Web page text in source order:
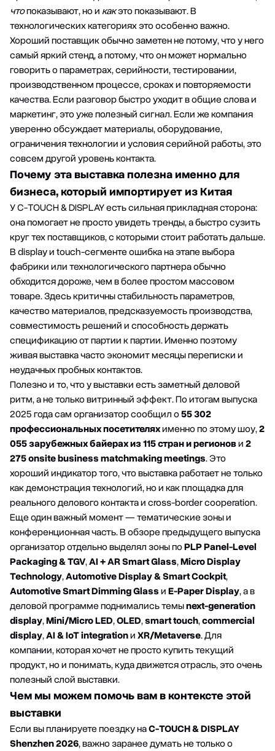
чтопоказывают, но и какэто показывают. В
технологических категориях это особенно важно.
Хороший поставщик обычно заметен не потому, что у него
самый яркий стенд, а потому, что он может нормально
говорить о параметрах, серийности, тестировании,
производственном процессе, сроках и повторяемости
качества. Если разговор быстро уходит в общие слова и
маркетинг, это уже полезный сигнал. Если же компания
уверенно обсуждает материалы, оборудование,
ограничения технологии и условия серийной работы, это
совсем другой уровень контакта.
Почему эта выставка полезна именно для
бизнеса, который импортирует из Китая
У C-TOUCH & DISPLAY есть сильная прикладная сторона:
она помогает не просто увидеть тренды, а быстро сузить
круг тех поставщиков, с которыми стоит работать дальше.
В display и touch-сегменте ошибка на этапе выбора
фабрики или технологического партнера обычно
обходится дороже, чем в более простом массовом
товаре. Здесь критичны стабильность параметров,
качество материалов, предсказуемость производства,
совместимость решений и способность держать
спецификацию от партии к партии. Именно поэтому
живая выставка часто экономит месяцы переписки и
неудачных пробных контактов.
Полезно и то, что у выставки есть заметный деловой
ритм, а не только витринный эффект. По итогам выпуска
2025 года сам организатор сообщил о55 302
профессиональных посетителяхименно по этому шоу,2
055 зарубежных байерах из 115 стран и регионови2
275 onsite business matchmaking meetings. Это
хороший индикатор того, что выставка работает не только
как демонстрация технологий, но и как площадка для
реального делового контакта и cross-border cooperation.
Еще один важный момент — тематические зоны и
конференционная часть. В обзоре предыдущего выпуска
организатор отдельно выделял зоны поPLP Panel-Level
Packaging & TGV,AI + AR Smart Glass,Micro Display
Technology,Automotive Display & Smart Cockpit,
Automotive Smart Dimming GlassиE-Paper Display, а в
деловой программе поднимались темыnext-generation
display,Mini/Micro LED,OLED,smart touch,commercial
display,AI & IoT integrationиXR/Metaverse. Для
компании, которая хочет не просто купить текущий
продукт, но и понимать, куда движется отрасль, это очень
полезный слой выставки.
Чем мы можем помочь вам в контексте этой
выставки
Если вы планируете поездку наC-TOUCH & DISPLAY
Shenzhen 2026, важно заранее думать не только о